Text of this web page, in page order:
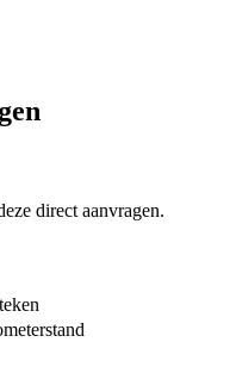
direct aanvragen.